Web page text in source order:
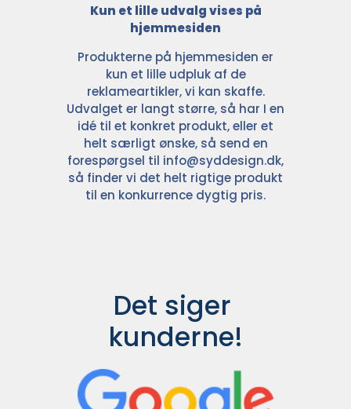
Kun et lille udvalg vises på
hjemmesiden
Produkterne på hjemmesiden er
kun et lille udpluk af de
reklameartikler, vi kan skaffe.
Udvalget er langt større, så har I en
idé til et konkret produkt, eller et
helt særligt ønske, så send en
forespørgsel til info@syddesign.dk,
så finder vi det helt rigtige produkt
til en konkurrence dygtig pris.
Det siger
kunderne!